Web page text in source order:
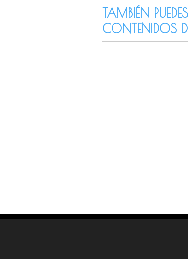
TAMBIÉN
CONTENIDOS